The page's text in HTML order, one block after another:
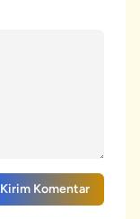
Kirim Komentar